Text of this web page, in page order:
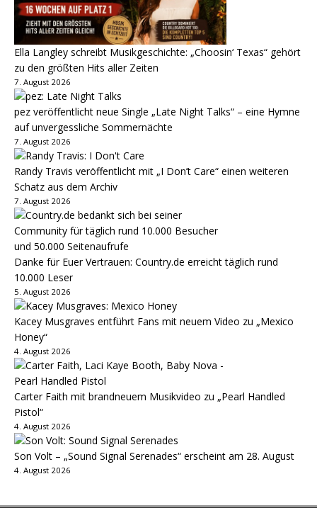
Ella Langley schreibt Musikgeschichte: „Choosin‘ Texas“ gehört
zu den größten Hits aller Zeiten
7. August 2026
pez veröffentlicht neue Single „Late Night Talks“ – eine Hymne
auf unvergessliche Sommernächte
7. August 2026
Randy Travis veröffentlicht mit „I Don’t Care“ einen weiteren
Schatz aus dem Archiv
7. August 2026
Danke für Euer Vertrauen: Country.de erreicht täglich rund
10.000 Leser
5. August 2026
Kacey Musgraves entführt Fans mit neuem Video zu „Mexico
Honey“
4. August 2026
Carter Faith mit brandneuem Musikvideo zu „Pearl Handled
Pistol“
4. August 2026
Son Volt – „Sound Signal Serenades“ erscheint am 28. August
4. August 2026